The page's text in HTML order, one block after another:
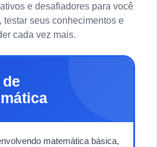
e desafiadores para você
testar seus conhecimentos e
cada vez mais.
matemática básica,